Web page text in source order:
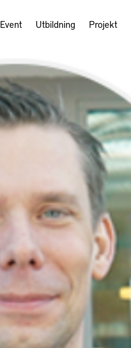
Event Utbildning Projekt